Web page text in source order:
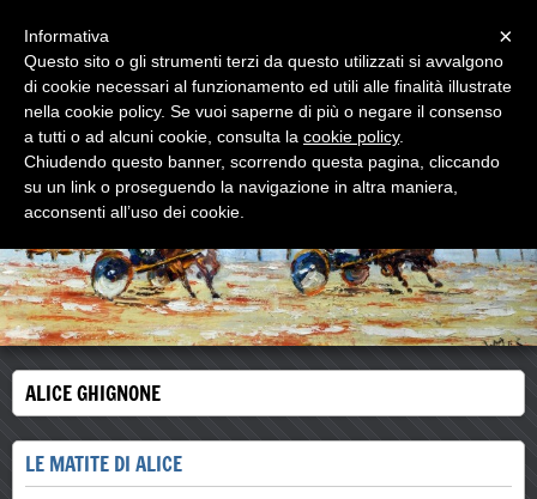
WOODNS
L'ultimo MAESTRO di strada
ALICE GHIGNONE
LE MATITE DI ALICE
×
Informativa
Questo sito o gli strumenti terzi da questo utilizzati si avvalgono
di cookie necessari al funzionamento ed utili alle finalità illustrate
nella cookie policy. Se vuoi saperne di più o negare il consenso
a tutti o ad alcuni cookie, consulta la cookie policy.
Chiudendo questo banner, scorrendo questa pagina, cliccando
su un link o proseguendo la navigazione in altra maniera,
acconsenti all’uso dei cookie.